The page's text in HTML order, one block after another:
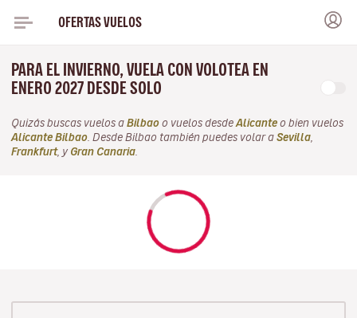
OFERTAS VUELOS
PARA EL INVIERNO, VUELA CON VOLOTEA EN
ENERO 2027 DESDE SOLO
Quizás buscas vuelos a Bilbao o vuelos desde Alicante o bien vuelos
Alicante Bilbao . Desde Bilbao también puedes volar a Sevilla
Frankfurt, y Gran Canaria